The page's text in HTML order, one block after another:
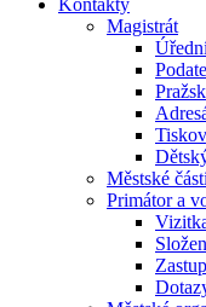
Kontakty
Magistrát
Městské části
Primátor a